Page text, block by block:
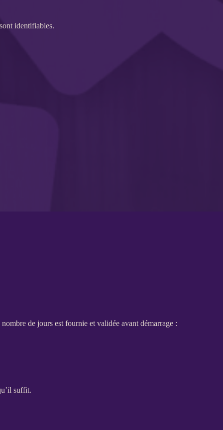
identifiables.
de jours est fournie et validée avant démarrage :
suffit.